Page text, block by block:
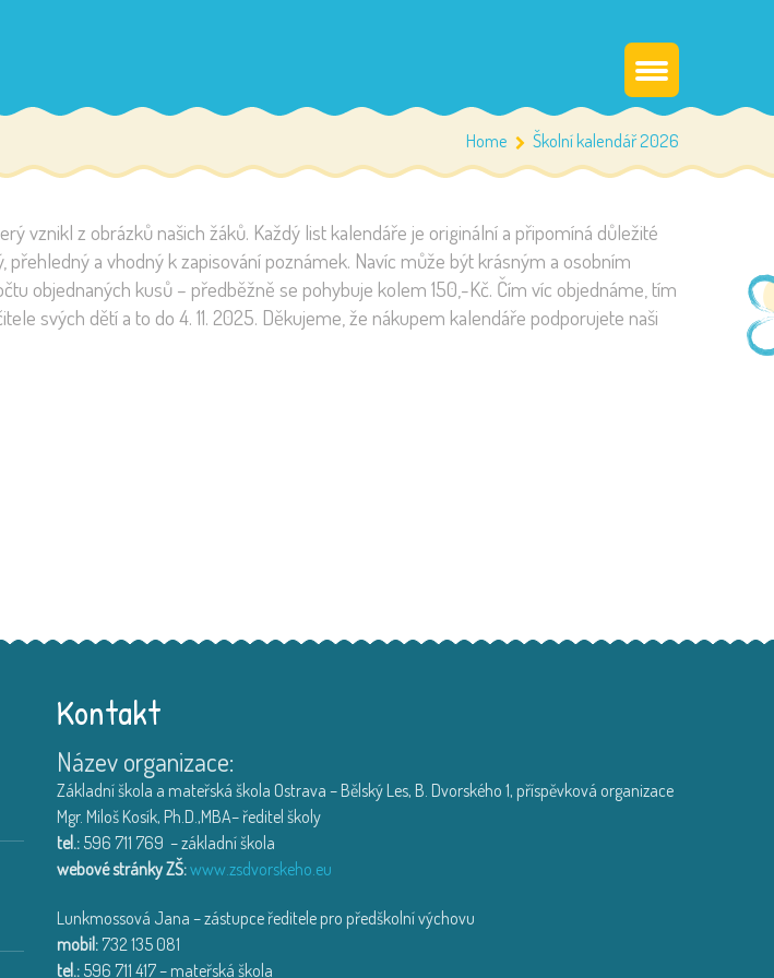
Home Školní kalendář 2026
vznikl z obrázků našich žáků. Každý list kalendáře je originální a připomíná důležité
a vhodný k zapisování poznámek. Navíc může být krásným a osobním
objednaných kusů – předběžně se pohybuje kolem 150,-Kč. Čím víc objednáme, tím
svých dětí a to do 4. 11. 2025. Děkujeme, že nákupem kalendáře podporujete naši
Výlet na farmu v Hlučín
Děti ze třídy Muchomůrka...
18. 6. 2026
Třída Motýlek a Jahůdka na exkurzi
14. 6. 2026
Kontakt
Název organizace:
Základní škola a mateřská škola Ostrava – Bělský Les, B. Dvorského 1, příspěvková organizace
Mgr. Miloš Kosík, Ph.D.,MBA– ředitel školy
tel.: 596 711 769 – základní škola
webové stránky ZŠ:www.zsdvorskeho.eu
Lunkmossová Jana – zástupce ředitele pro předškolní výchovu
mobil: 732 135 081
tel.: 596 711 417 – mateřská škola